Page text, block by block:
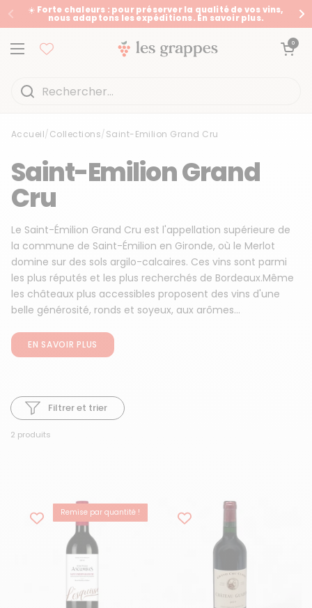
Passer au contenu
Précédent
☀️ Forte chaleurs : pour préserver la qualité de vos vins,
nous adaptons les expéditions. En savoir plus.
Ouvrir le menu
Ouvrir le panier
0
Accueil
Accueil/Collections/Saint-Emilion Grand Cru
Saint-Emilion Grand
Cru
Le Saint-Émilion Grand Cru est l'appellation supérieure de
la commune de Saint-Émilion en Gironde, où le Merlot
domine sur des sols argilo-calcaires. Ces vins sont parmi
les plus réputés et les plus recherchés de Bordeaux.Même
les châteaux plus accessibles proposent des vins d'une
belle générosité, ronds et soyeux, aux arômes...
EN SAVOIR PLUS
2 produits
Filtrer et trier
Remise par quantité !